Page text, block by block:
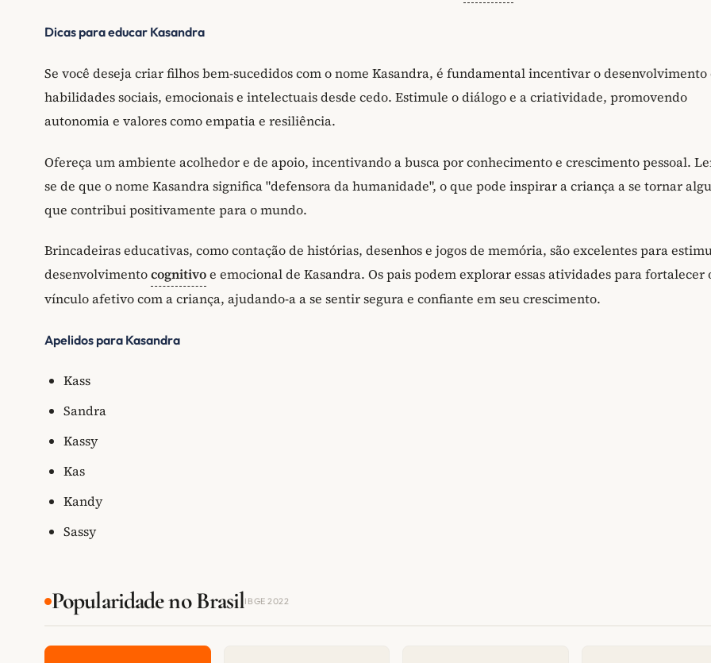
Dicas para educar Kasandra
Se você deseja criar filhos bem-sucedidos com o nome Kasandra, é fundamental incentivar o desenvolvimento
habilidades sociais, emocionais e intelectuais desde cedo. Estimule o diálogo e a criatividade, promovendo
autonomia e valores como empatia e resiliência.
Ofereça um ambiente acolhedor e de apoio, incentivando a busca por conhecimento e crescimento pessoal.
se de que o nome Kasandra significa "defensora da humanidade", o que pode inspirar a criança a se tornar
que contribui positivamente para o mundo.
Brincadeiras educativas, como contação de histórias, desenhos e jogos de memória, são excelentes para
desenvolvimentocognitivoe emocional de Kasandra. Os pais podem explorar essas atividades para fortalecer
vínculo afetivo com a criança, ajudando-a a se sentir segura e confiante em seu crescimento.
Apelidos para Kasandra
Kass
Sandra
Kassy
Kas
Kandy
Sassy
Popularidade no BrasilIBGE 2022